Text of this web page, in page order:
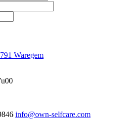
Waregem
info@own-selfcare.com